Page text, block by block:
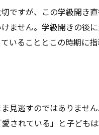
ですが、この学級開き
ません。学級開きの後
いることとこの時期に
見逃すのではありませ
されている」と子ども